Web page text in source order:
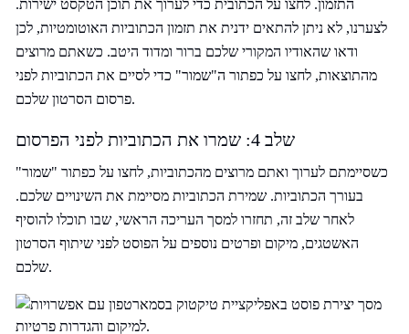
התזמון. לחצו על הכתובית כדי לערוך את תוכן הטקסט ישירות.
לצערנו, לא ניתן להתאים ידנית את תזמון הכתוביות האוטומטיות, לכן
ודאו שהאודיו המקורי שלכם ברור ומדוד היטב. כשאתם מרוצים
מהתוצאות, לחצו על כפתור ה"שמור" כדי לסיים את הכתוביות לפני
פרסום הסרטון שלכם.
שלב 4: שמרו את הכתוביות לפני הפרסום
כשסיימתם לערוך ואתם מרוצים מהכתוביות, לחצו על כפתור "שמור"
בעורך הכתוביות. שמירת הכתוביות מסיימת את השינויים שלכם.
לאחר שלב זה, תחזרו למסך העריכה הראשי, שבו תוכלו להוסיף
האשטגים, מיקום ופרטים נוספים על הפוסט לפני שיתוף הסרטון
שלכם.